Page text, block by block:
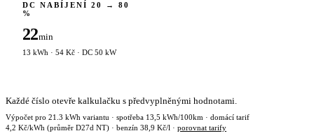
DC NABÍJENÍ 20 → 80
%
22min
13 kWh · 54 Kč · DC 50 kW
Každé číslo otevře kalkulačku s předvyplněnými hodnotami.
Výpočet pro 21.3 kWh variantu · spotřeba 13,5 kWh/100km · domácí tarif
4,2 Kč/kWh (průměr D27d NT) · benzín 38,9 Kč/l · porovnat tarify